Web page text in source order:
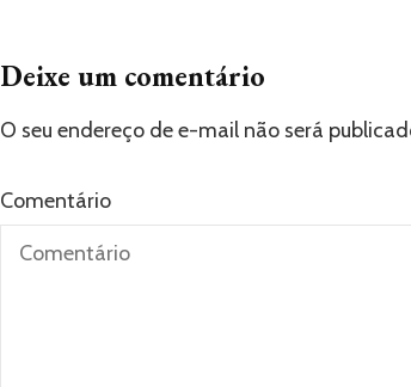
Deixe um comentário
O seu endereço de e-mail não será
Comentário